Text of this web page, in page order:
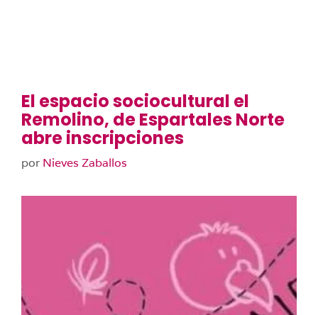
El espacio sociocultural el
Remolino, de Espartales Norte
abre inscripciones
por Nieves Zaballos